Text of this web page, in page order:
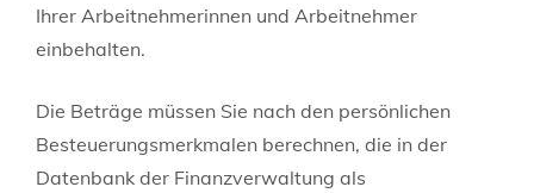
Ihrer Arbeitnehmerinnen und Arbeitnehmer
einbehalten.
Die Beträge müssen Sie nach den persönlichen
Besteuerungsmerkmalen berechnen, die in der
Datenbank der Finanzverwaltung als